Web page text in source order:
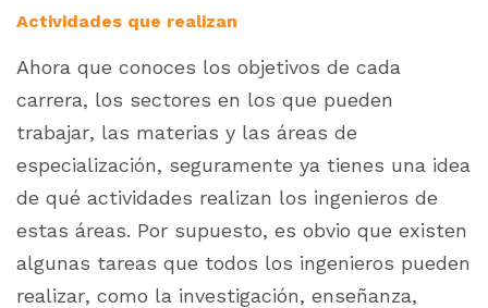
Actividades que realizan
Ahora que conoces los objetivos de cada
carrera, los sectores en los que pueden
trabajar, las materias y las áreas de
especialización, seguramente ya tienes una idea
de qué actividades realizan los ingenieros de
estas áreas. Por supuesto, es obvio que existen
algunas tareas que todos los ingenieros pueden
realizar, como la investigación, enseñanza,